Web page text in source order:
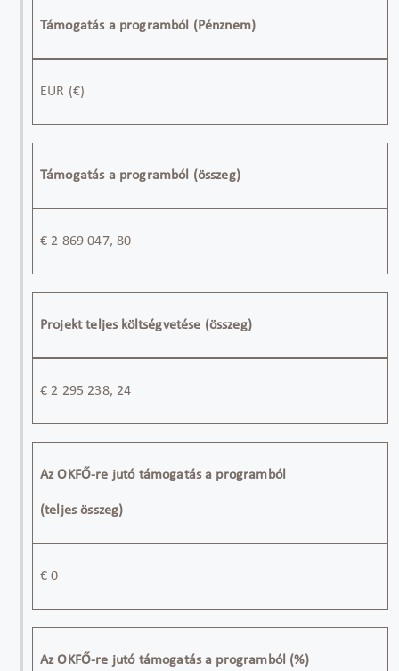
Támogatás a programból (Pénznem)
EUR (€)
Támogatás a programból (összeg)
€ 2 869 047, 80
Projekt teljes költségvetése (összeg)
€ 2 295 238, 24
Az OKFŐ-re jutó támogatás a programból
(teljes összeg)
€0
Az OKFŐ-re jutó támogatás a programból (%)